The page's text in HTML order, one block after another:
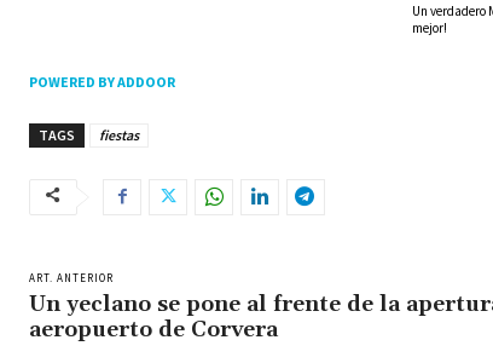
Un verdadero
mejor!
POWERED BY ADDOOR
TAGS fiestas
ART. ANTERIOR
Un yeclano se pone al frente de la
aeropuerto de Corvera